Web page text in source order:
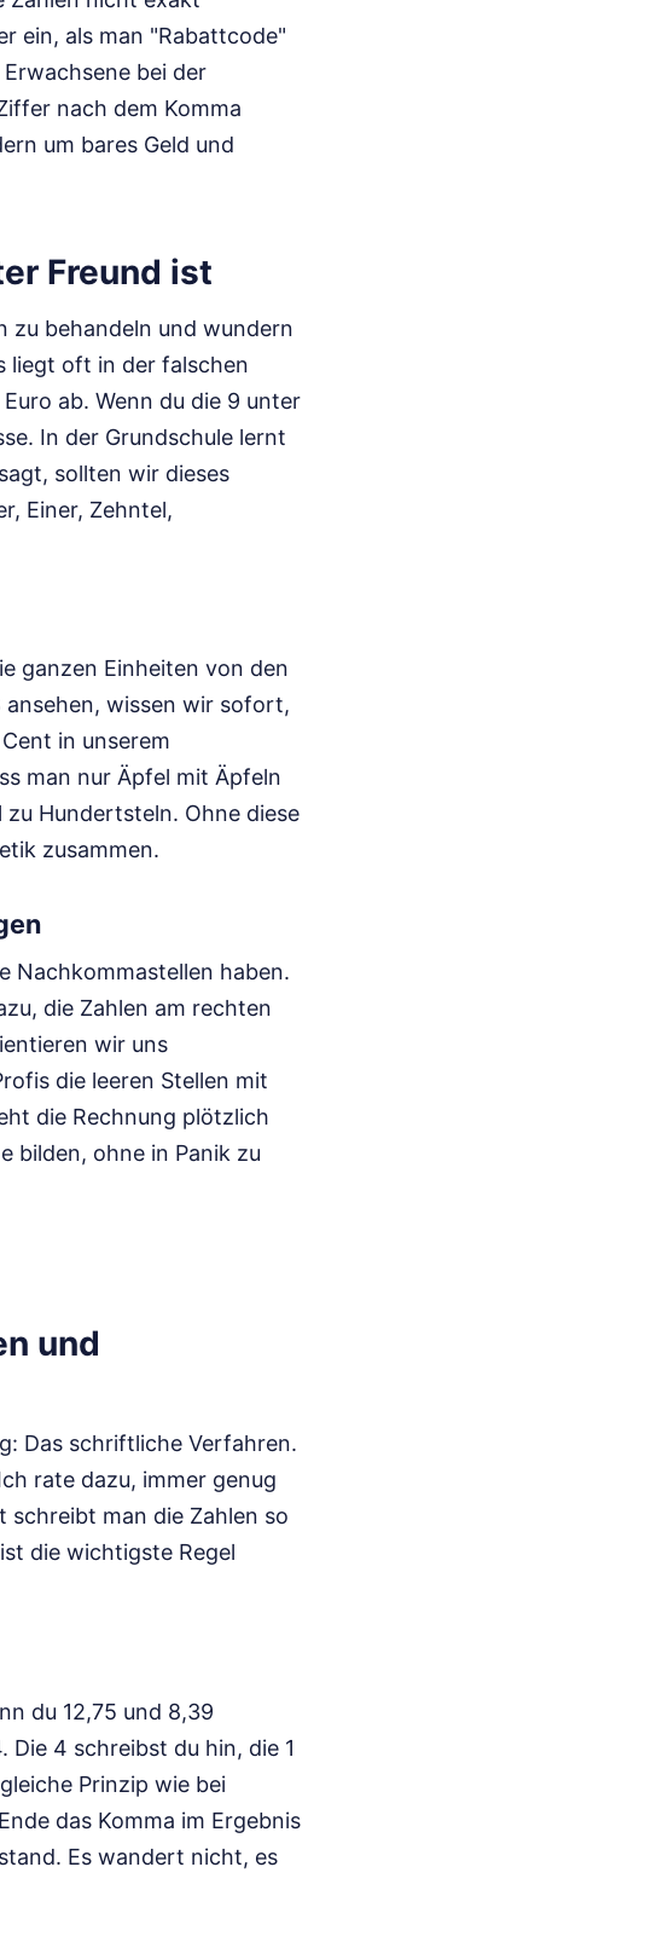
ein, als man "Rabattcode"
bei der
nach dem Komma
um bares Geld und
Freund ist
zu behandeln und wundern
liegt oft in der falschen
ab. Wenn du die 9 unter
In der Grundschule lernt
sollten wir dieses
Einer, Zehntel,
ganzen Einheiten von den
ansehen, wissen wir sofort,
in unserem
man nur Äpfel mit Äpfeln
Hundertsteln. Ohne diese
zusammen.
Nachkommastellen haben.
die Zahlen am rechten
wir uns
die leeren Stellen mit
die Rechnung plötzlich
bilden, ohne in Panik zu
und
Das schriftliche Verfahren.
rate dazu, immer genug
schreibt man die Zahlen so
die wichtigste Regel
du 12,75 und 8,39
4 schreibst du hin, die 1
Prinzip wie bei
das Komma im Ergebnis
Es wandert nicht, es